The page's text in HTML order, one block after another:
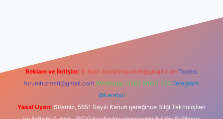
Reklam ve İletişim: E-mail: backlinkpaneli@gmail.com Teams:
forumhizmeti@gmail.com Whatsapp: 0262 606 0 726 Telegram:
@karabul
Yasal Uyarı: Sitemiz, 5651 Sayılı Kanun gereğince Bilgi Teknolojileri